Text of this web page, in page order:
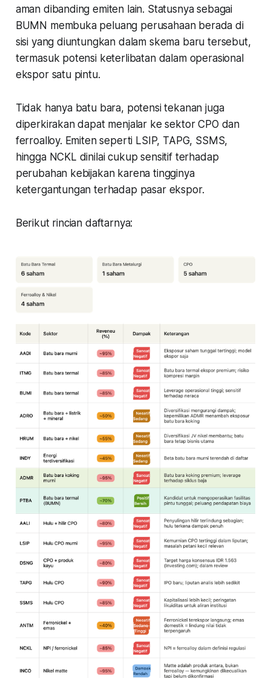
aman dibanding emiten lain. Statusnya sebagai
BUMN membuka peluang perusahaan berada di
sisi yang diuntungkan dalam skema baru tersebut,
termasuk potensi keterlibatan dalam operasional
ekspor satu pintu.
Tidak hanya batu bara, potensi tekanan juga
diperkirakan dapat menjalar ke sektor CPO dan
ferroalloy. Emiten seperti LSIP, TAPG, SSMS,
hingga NCKL dinilai cukup sensitif terhadap
perubahan kebijakan karena tingginya
ketergantungan terhadap pasar ekspor.
Berikut rincian daftarnya: